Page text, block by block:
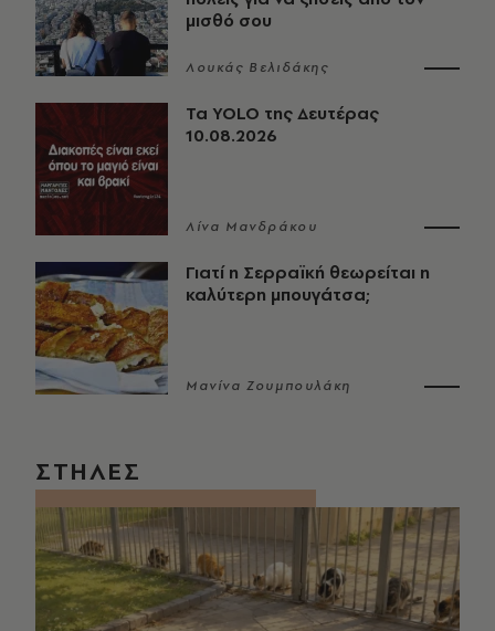
μισθό σου
Λουκάς Βελιδάκης
Τα YOLO της Δευτέρας
10.08.2026
Λίνα Μανδράκου
Γιατί η Σερραϊκή θεωρείται η
καλύτερη μπουγάτσα;
Μανίνα Ζουμπουλάκη
ΣΤΗΛΕΣ